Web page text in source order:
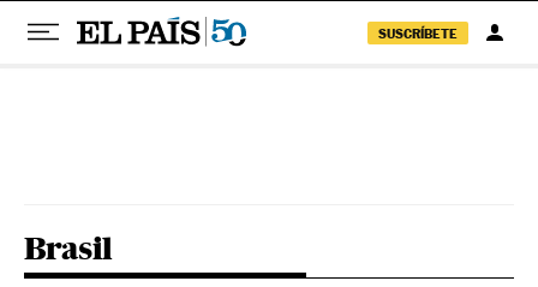
SUSCRÍBETE
Brasil